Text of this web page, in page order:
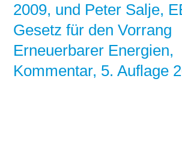
2009, und Peter Salje,
Gesetz für den Vorrang
Erneuerbarer Energien,
Kommentar, 5. Auflage